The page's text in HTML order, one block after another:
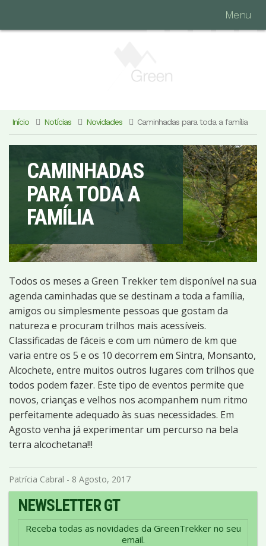
Menu
Início Notícias Novidades Caminhadas para toda a família
CAMINHADAS
PARA TODA A
FAMÍLIA
Todos os meses a Green Trekker tem disponível na sua
agenda caminhadas que se destinam a toda a família,
amigos ou simplesmente pessoas que gostam da
natureza e procuram trilhos mais acessíveis.
Classificadas de fáceis e com um número de km que
varia entre os 5 e os 10 decorrem em Sintra, Monsanto,
Alcochete, entre muitos outros lugares com trilhos que
todos podem fazer. Este tipo de eventos permite que
novos, crianças e velhos nos acompanhem num ritmo
perfeitamente adequado às suas necessidades. Em
Agosto venha já experimentar um percurso na bela
terra alcochetana!!!
Patrícia Cabral - 8 Agosto, 2017
NEWSLETTER GT
Receba todas as novidades da GreenTrekker no seu
email.